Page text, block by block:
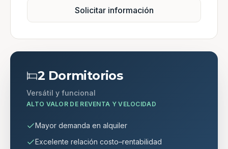
Solicitar información
2 Dormitorios
Versátil y funcional
ALTO VALOR DE REVENTA Y VELOCIDAD
Mayor demanda en alquiler
Excelente relación costo–rentabilidad